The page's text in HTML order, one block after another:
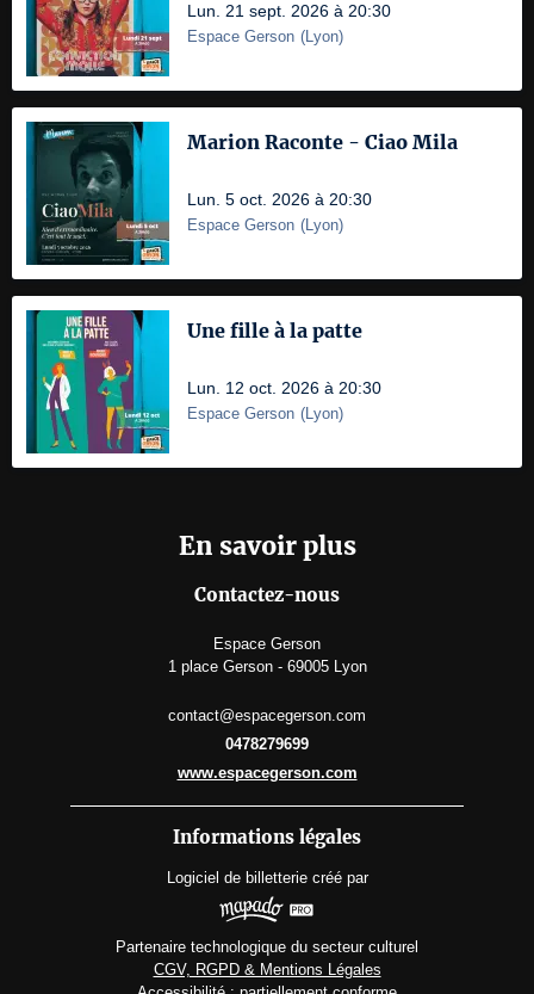
Lun. 21 sept. 2026 à 20:30
Espace Gerson (Lyon)
Marion Raconte - Ciao Mila
Lun. 5 oct. 2026 à 20:30
Espace Gerson (Lyon)
Une fille à la patte
Lun. 12 oct. 2026 à 20:30
Espace Gerson (Lyon)
En savoir plus
Contactez-nous
Espace Gerson
1 place Gerson - 69005 Lyon
contact@espacegerson.com
0478279699
www.espacegerson.com
Informations légales
Logiciel de billetterie créé par
Partenaire technologique du secteur culturel
CGV, RGPD & Mentions Légales